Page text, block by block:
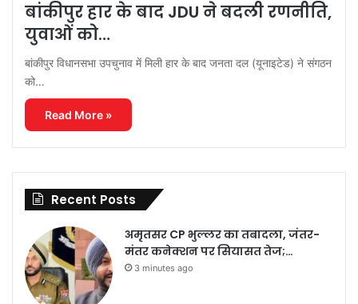
बांकीपुर हार के बाद JDU ने बदली रणनीति,
युवाओं को…
बांकीपुर विधानसभा उपचुनाव में मिली हार के बाद जनता दल (यूनाइटेड) ने संगठन
को…
Read More »
Recent Posts
अमृतसर CP भुल्लर का तबादला, जंतर-
मंतर कनेक्शन पर सियासत तेज;…
3 minutes ago